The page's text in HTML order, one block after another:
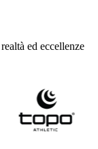
ed eccellenze